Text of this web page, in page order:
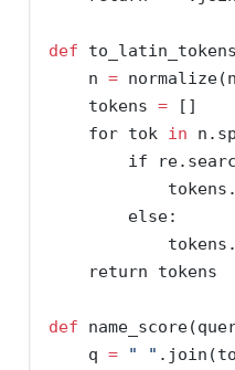
def
    n
=
    tokens
= []
for tok in
if
else:
return tokens
def
    q
= " "